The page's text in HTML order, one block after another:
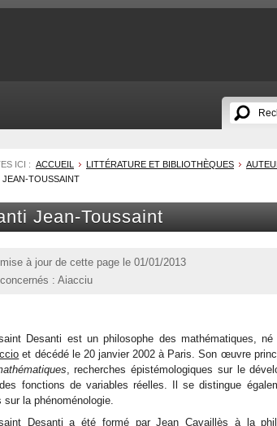
ICI : ACCUEIL LITTÉRATURE ET BIBLIOTHÈQUES
JEAN-TOUSSAINT
Jean-Toussaint
à jour de cette page le 01/01/2013
: Aiacciu
Desanti est un philosophe des mathématiques,
et décédé le 20 janvier 2002 à Paris. Son œuvre
, recherches épistémologiques sur le
fonctions de variables réelles. Il se distingue
sur la phénoménologie.
Desanti a été formé par Jean Cavaillès à la